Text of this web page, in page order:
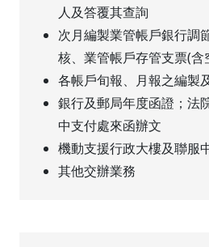
人及答覆其查詢
次月編製業管帳戶銀行調
核、業管帳戶存管支票(
各帳戶旬報、月報之編製
銀行及郵局年度函證；法
中支付處來函辦文
機動支援行政大樓及聯服
其他交辦業務